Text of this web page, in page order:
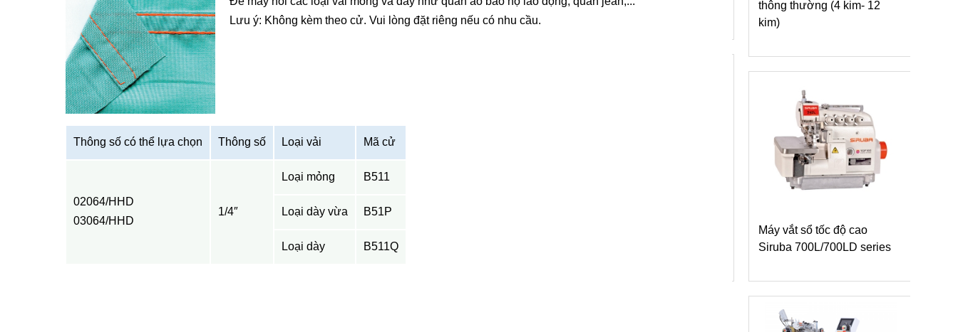
Lưu ý: Không kèm theo cử. Vui lòng đặt riêng nếu có nhu cầu.
Thông số có thể lựa chọn Thông số Loại vải Mã cử
02064/HHD
03064/HHD
1/4″
Loại mỏng B511
Loại dày vừa B51P
Loại dày B511Q
bò mũi móc xích một kim
thông thường (4 kim- 12
kim)
Máy vắt sổ tốc độ cao
Siruba 700L/700LD series